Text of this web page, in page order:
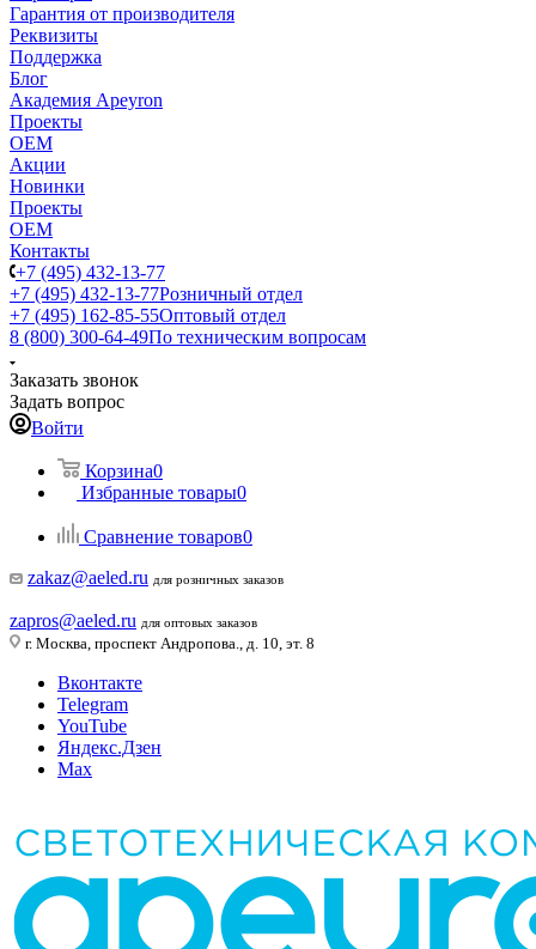
Гарантия от производителя
Реквизиты
Поддержка
Блог
Академия Apeyron
Проекты
ОЕМ
Акции
Новинки
Проекты
ОЕМ
Контакты
+7 (495) 432-13-77
+7 (495) 432-13-77Розничный отдел
+7 (495) 162-85-55Оптовый отдел
8 (800) 300-64-49По техническим вопросам
Заказать звонок
Задать вопрос
Войти
Корзина0
Избранные товары0
Сравнение товаров0
zakaz@aeled.ru для розничных заказов
zapros@aeled.ru для оптовых заказов
г. Москва, проспект Андропова., д. 10, эт. 8
Вконтакте
Telegram
YouTube
Яндекс.Дзен
Max